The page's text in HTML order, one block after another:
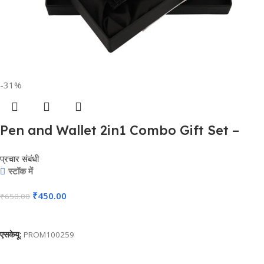
-31%
Pen and Wallet 2in1 Combo Gift Set –
Client or Dealer Gifting, Promotional
प्रचार संबंधी
स्टॉक में
₹650.00 ₹450.00
एसकेयू: PROM100259